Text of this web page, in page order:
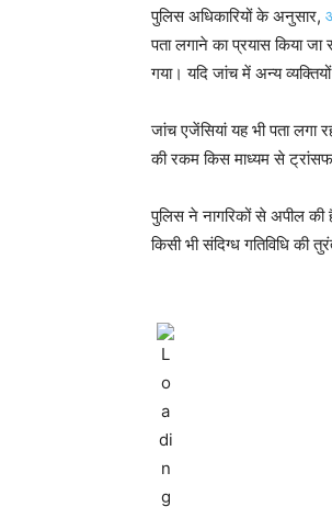
पुलिस अधिकारियों के अनुसार,
पता लगाने का प्रयास किया
गया। यदि जांच में अन्य
जांच एजेंसियां यह भी पता लगा
की रकम किस माध्यम से
पुलिस ने नागरिकों से अपील की
किसी भी संदिग्ध गतिविधि की